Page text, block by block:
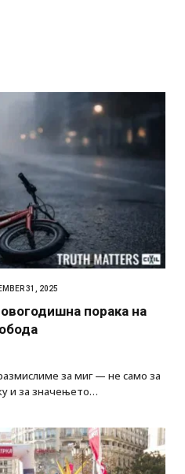
31, 2025
порака на
за миг — не само за
и за значењето…